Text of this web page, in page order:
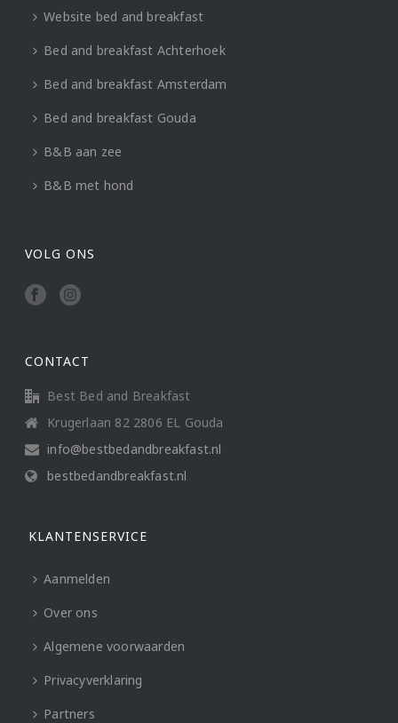
Website bed and breakfast
Bed and breakfast Achterhoek
Bed and breakfast Amsterdam
Bed and breakfast Gouda
B&B aan zee
B&B met hond
VOLG ONS
CONTACT
Best Bed and Breakfast
Krugerlaan 82 2806 EL Gouda
info@bestbedandbreakfast.nl
bestbedandbreakfast.nl
KLANTENSERVICE
Aanmelden
Over ons
Algemene voorwaarden
Privacyverklaring
Partners